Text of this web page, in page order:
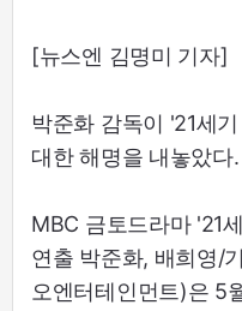
[뉴스엔 김명미 기자]
박준화 감독이 '21세
대한 해명을 내놓았다.
MBC 금토드라마 '21
연출 박준화, 배희영/
오엔터테인먼트)은 5